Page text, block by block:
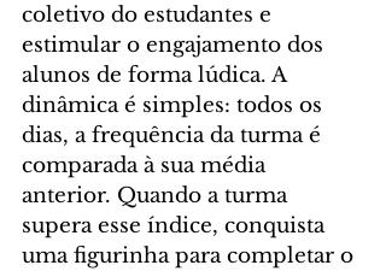
coletivo do estudantes e
estimular o engajamento dos
alunos de forma lúdica. A
dinâmica é simples: todos os
dias, a frequência da turma é
comparada à sua média
anterior. Quando a turma
supera esse índice, conquista
uma figurinha para completar o